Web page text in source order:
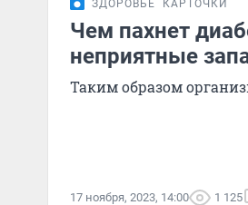
ЗДОРОВЬЕ КАРТОЧКИ
Чем пахнет
неприятные
Таким образом
17 ноября, 2023, 14:00 1 125